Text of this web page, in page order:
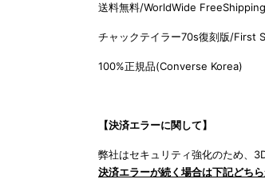
送料無料/WorldWide FreeShipping
チャックテイラー70s復刻版/First
100%正規品(Converse Korea)
【決済エラーに関して】
弊社はセキュリティ強化のため、
決済エラーが続く場合は下記どち